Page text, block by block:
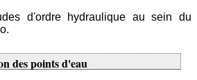
d'ordre hydraulique au sein du
des points d'eau